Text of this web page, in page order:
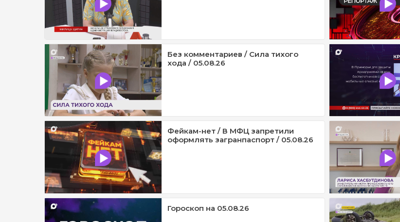
Без комментариев / Сила тихого
хода / 05.08.26
Фейкам-нет / В МФЦ запретили
оформлять загранпаспорт / 05.08.26
Гороскоп на 05.08.26